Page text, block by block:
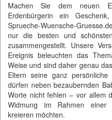
Machen Sie dem neuen
Erdenbürgerin ein
Sprueche-Wuensche-
nur die besten und
zusammengestellt. Unsere
Ereignis beleuchten das
Weise und sind daher genau
Eltern seine ganz persönliche
dürfen neben bezaubernden
Worte nicht fehlen – vor allem
Widmung im Rahmen einer
kreieren möchten.